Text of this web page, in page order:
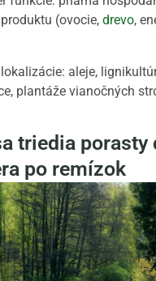
(ovocie, drevo,
aleje,
plantáže vianočných
triedia porasty
po remízok